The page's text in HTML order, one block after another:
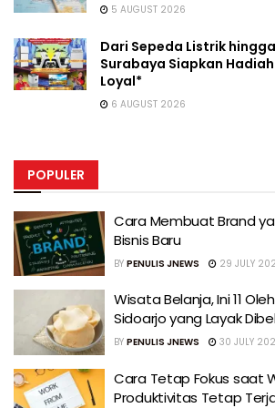
5 AUGUST 2026
Dari Sepeda Listrik
Surabaya Siapkan
Loyal*
6 AUGUST 2026
POPULER
Cara Membuat Brand
Bisnis Baru
BY PENULIS JNEWS 29 JULY
Wisata Belanja, Ini 11
Sidoarjo yang Layak
BY PENULIS JNEWS 30 JULY
Cara Tetap Fokus saat
Produktivitas Tetap